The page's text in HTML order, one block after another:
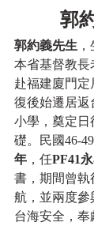
郭
郭約義先生
本省基督教長
赴福建廈門
復後始遷居返
小學，奠定日
礎。民國46-
年 ，任PF41
書，期間曾執
航，並兩度參
台海安全，奉